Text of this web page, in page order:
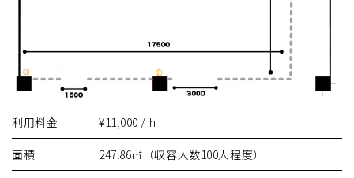
利用料金 ¥11,000 / h
面積 247.86㎡（収容人数100人程度）